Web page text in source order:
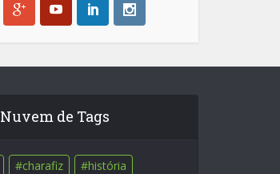
Nuvem de Tags
charafiz
história